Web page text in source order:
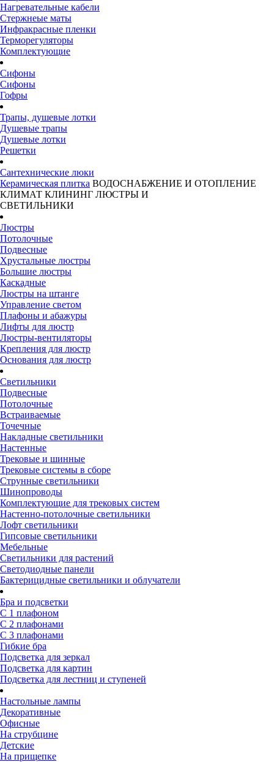
Нагревательные кабели
Стержнеые маты
Инфракрасные пленки
Терморегуляторы
Комплектующие
Сифоны
Сифоны
Гофры
Трапы, душевые лотки
Душевые трапы
Душевые лотки
Решетки
Сантехнические люки
Керамическая плитка ВОДОСНАБЖЕНИЕ И ОТОПЛЕНИЕ
КЛИМАТ КЛИНИНГ ЛЮСТРЫ И
СВЕТИЛЬНИКИ
Люстры
Потолочные
Подвесные
Хрустальные люстры
Большие люстры
Каскадные
Люстры на штанге
Управление светом
Плафоны и абажуры
Лифты для люстр
Люстры-вентиляторы
Крепления для люстр
Основания для люстр
Светильники
Подвесные
Потолочные
Встраиваемые
Точечные
Накладные светильники
Настенные
Трековые и шинные
Трековые системы в сборе
Струнные светильники
Шинопроводы
Комплектующие для трековых систем
Настенно-потолочные светильники
Лофт светильники
Гипсовые светильники
Мебельные
Светильники для растений
Светодиодные панели
Бактерицидные светильники и облучатели
Бра и подсветки
С 1 плафоном
С 2 плафонами
С 3 плафонами
Гибкие бра
Подсветка для зеркал
Подсветка для картин
Подсветка для лестниц и ступеней
Настольные лампы
Декоративные
Офисные
На струбцине
Детские
На прищепке